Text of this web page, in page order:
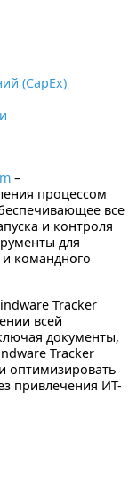
(CapEx)
–
процессом
все
и контроля
для
командного
Tracker
всей
документы,
Tracker
оптимизировать
привлечения ИТ-